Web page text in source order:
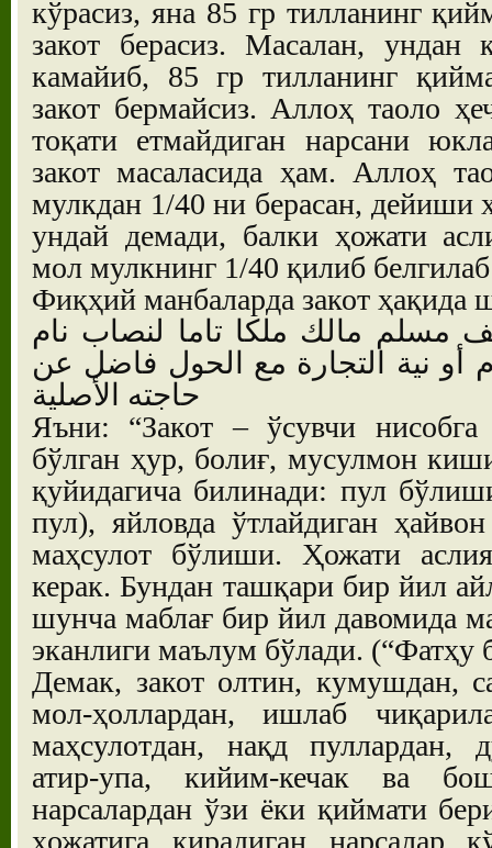
кўрасиз, яна 85 гр тилланинг
закот берасиз. Масалан, ундан
камайиб, 85 гр тилланинг
закот бермайсиз. Аллоҳ таоло
тоқати етмайдиган нарсани
закот масаласида ҳам. Аллоҳ
мулкдан 1/40 ни берасан,
ундай демади, балки ҳожати
мол мулкнинг 1/40 қилиб
Фиқҳий манбаларда закот ҳақида
مسلم مالك ملكا تاما لنصاب نام
أو نية التجارة مع الحول فاضل عن
حاجته الأصلية
Яъни: “Закот – ўсувчи нисобга
бўлган ҳур, болиғ, мусулмон
қуйидагича билинади: пул
пул), яйловда ўтлайдиган
маҳсулот бўлиши. Ҳожати
керак. Бундан ташқари бир йил
шунча маблағ бир йил давомида
эканлиги маълум бўлади. (“Фатҳу
Демак, закот олтин, кумушдан,
мол-ҳоллардан, ишлаб
маҳсулотдан, нақд пуллардан,
атир-упа, кийим-кечак ва
нарсалардан ўзи ёки қиймати
ҳожатига кирадиган нарсалар